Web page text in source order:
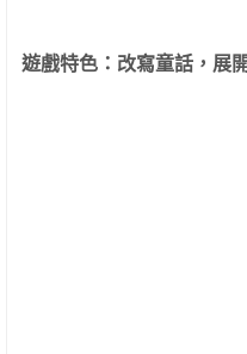
遊戲特色：改寫童話，展